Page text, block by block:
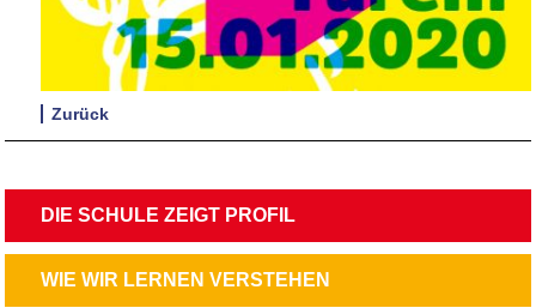
Zurück
NAVIGATION
ÜBERSPRINGEN
DIE SCHULE ZEIGT PROFIL
NAVIGATION
WIE WIR LERNEN VERSTEHEN